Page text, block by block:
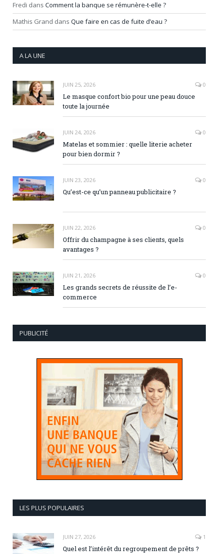
Fredi dans Comment la banque se rémunère-t-elle ?
Mathis Grand dans Que faire en cas de fuite d’eau ?
A LA UNE
JUIN 25, 2026 0
Le masque confort bio pour une peau douce
toute la journée
JUIN 24, 2026 0
Matelas et sommier : quelle literie acheter
pour bien dormir ?
JUIN 23, 2026 0
Qu’est-ce qu’un panneau publicitaire ?
JUIN 22, 2026 0
Offrir du champagne à ses clients, quels
avantages ?
JUIN 21, 2026 0
Les grands secrets de réussite de l’e-
commerce
PUBLICITÉ
LES PLUS POPULAIRES
JUIN 27, 2026 1
Quel est l’intérêt du regroupement de prêts ?